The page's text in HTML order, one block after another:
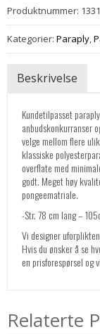
Produktnummer:
Kategorier: Paraply,
Beskrivelse
Kundetilpasset
anbudskonkurranser
velge mellom flere
klassiske
overflate med
godt. Meget høy
pongeematriale.
-Str. 78 cm lang –
Vi designer
Hvis du ønsker å se
en prisforespørsel og
Relaterte